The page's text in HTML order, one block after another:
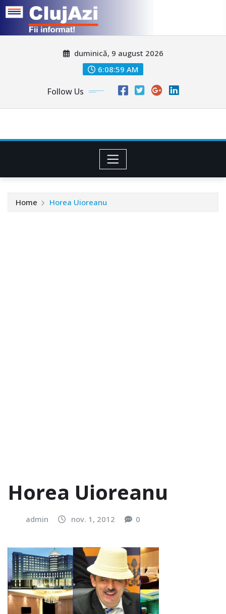
duminică, 9 august 2026
6:09:01 AM
Follow Us
Home Horea Uioreanu
Horea Uioreanu
admin nov. 1, 2012 0